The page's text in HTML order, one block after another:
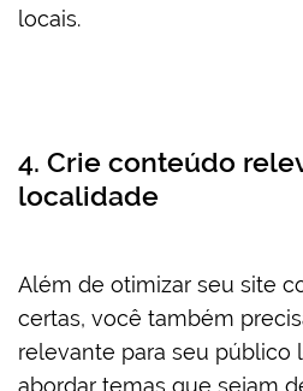
locais.
4. Crie conteúdo
localidade
Além de otimizar seu site
certas, você também
relevante para seu público
abordar temas que sejam